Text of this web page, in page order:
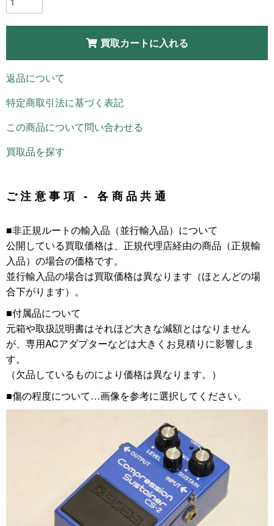
買取カートに入れる
返品について
特定商取引法に基づく表記
この商品について問い合わせる
買取品を探す
ご注意事項 - 各商品共通
■非正規ルートの輸入品（並行輸入品）について
公開している買取価格は、正規代理店経由の商品（正規輸
入品）の場合の価格です。
並行輸入品の場合は買取価格は異なります（ほとんどの場
合下がります）。
■付属品について
元箱や取扱説明書はそれほど大きな減額とはなりません
が、専用ACアダプターなどは大きくお見積りに影響しま
す。
（欠品しているものにより価格は異なります。）
■傷の程度について…画像を参考に選択してください。